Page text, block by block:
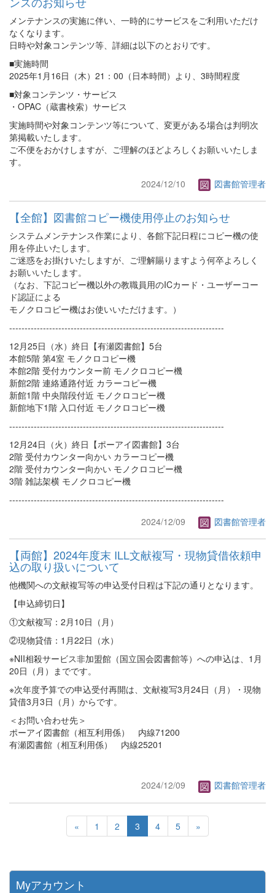
メンテナンスの実施に伴い、一時的にサービスをご利用いただけ
なくなります。
日時や対象コンテンツ等、詳細は以下のとおりです。
■実施時間
2025年1月16日（木）21：00（日本時間）より、3時間程度
■対象コンテンツ・サービス
・OPAC（蔵書検索）サービス
実施時間や対象コンテンツ等について、変更がある場合は判明次
第掲載いたします。
ご不便をおかけしますが、ご理解のほどよろしくお願いいたしま
す。
2024/12/10
図書館管理者
【全館】図書館コピー機使用停止のお知らせ
システムメンテナンス作業により、各館下記日程にコピー機の使
用を停止いたします。
ご迷惑をお掛けいたしますが、ご理解賜りますよう何卒よろしく
お願いいたします。
（なお、下記コピー機以外の教職員用のICカード・ユーザーコー
ド認証による
モノクロコピー機はお使いいただけます。）
----------------------------------------------------------------------
12月25日（水）終日【有瀬図書館】5台
本館5階 第4室 モノクロコピー機
本館2階 受付カウンター前 モノクロコピー機
新館2階 連絡通路付近 カラーコピー機
新館1階 中央階段付近 モノクロコピー機
新館地下1階 入口付近 モノクロコピー機
----------------------------------------------------------------------
12月24日（火）終日【ポーアイ図書館】3台
2階 受付カウンター向かい カラーコピー機
2階 受付カウンター向かい モノクロコピー機
3階 雑誌架横 モノクロコピー機
----------------------------------------------------------------------
2024/12/09
図書館管理者
【両館】2024年度末 ILL文献複写・現物貸借依頼申
込の取り扱いについて
他機関への文献複写等の申込受付日程は下記の通りとなります。
【申込締切日】
①文献複写：2月10日（月）
②現物貸借：1月22日（水）
※NII相殺サービス非加盟館（国立国会図書館等）への申込は、1月
20日（月）までです。
※次年度予算での申込受付再開は、文献複写3月24日（月）・現物
貸借3月3日（月）からです。
＜お問い合わせ先＞
ポーアイ図書館（相互利用係） 内線71200
有瀬図書館（相互利用係） 内線25201
2024/12/09 図書館管理者
« 1 2 3 4 5 »
Myアカウント